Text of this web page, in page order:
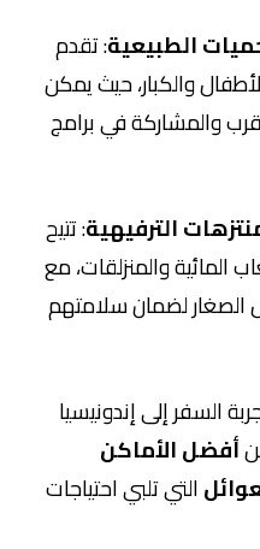
الطبيعية: تقدم
والكبار، حيث يمكن
والمشاركة في برامج
الترفيهية: تتيح
المائية والمنزلقات، مع
لضمان سلامتهم
السفر إلى إندونيسيا
أفضل الأماكن
التي تلبي احتياجات